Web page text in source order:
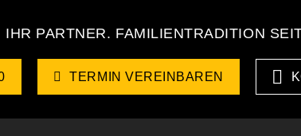
IHR PARTNER. FAMILIENTRADITION
TERMIN VEREINBAREN